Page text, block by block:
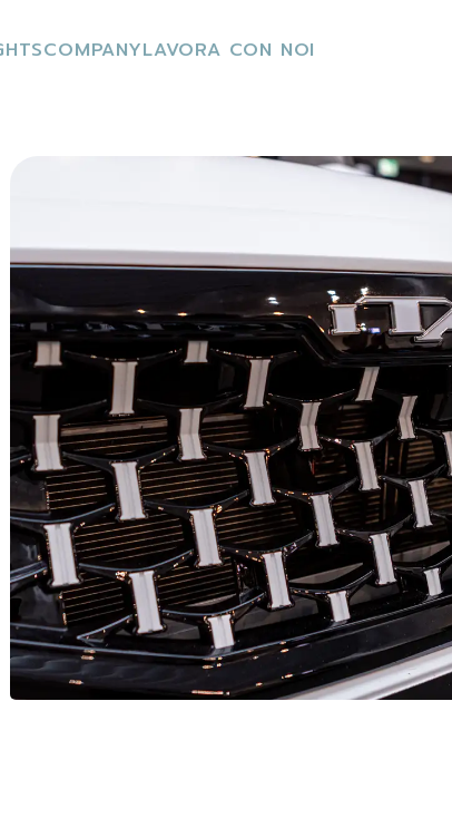
COMPANYLAVORA CON NOI